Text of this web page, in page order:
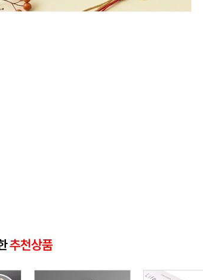
추천상품